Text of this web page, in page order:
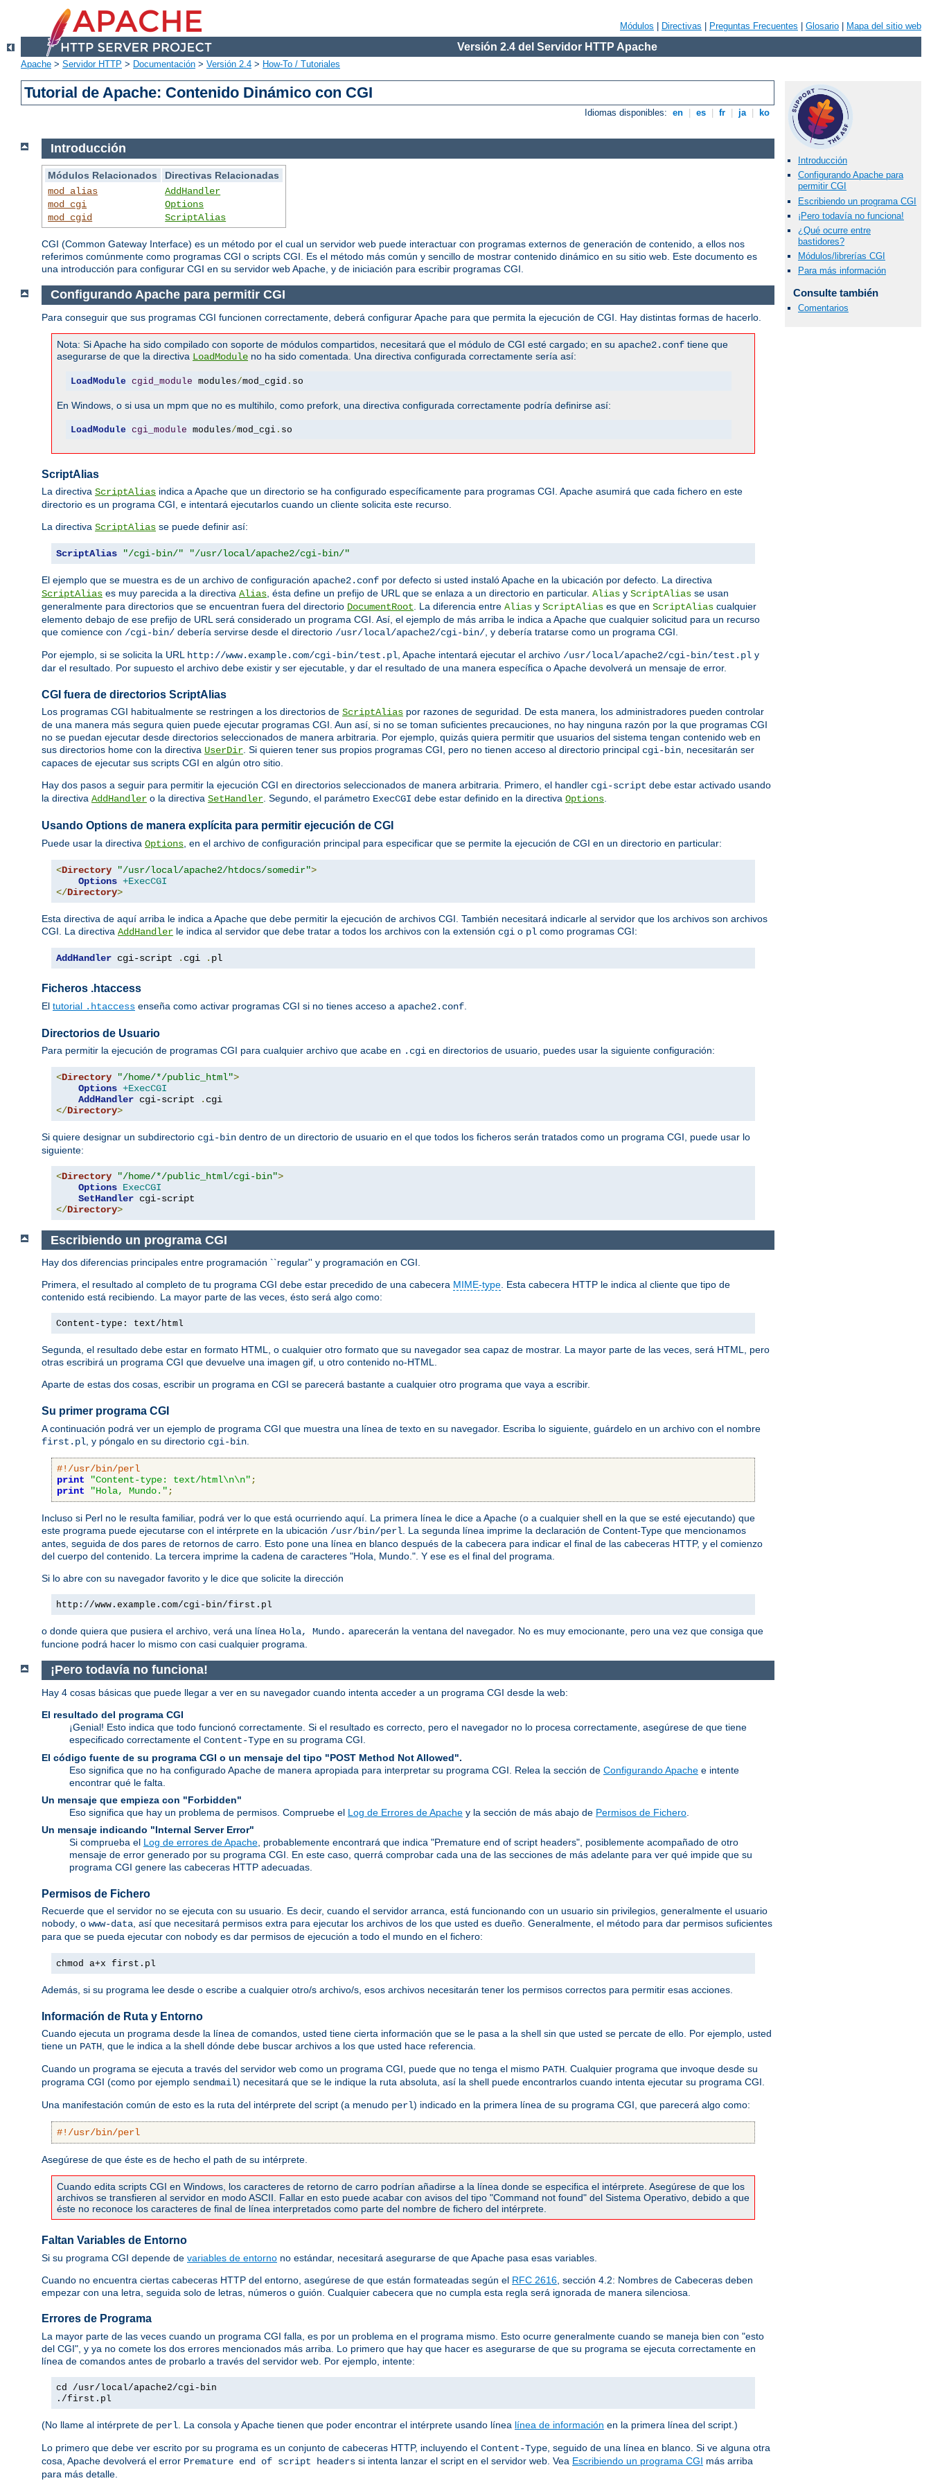
Módulos Directivas Preguntas Frecuentes Glosario Mapa del sitio web
Versión 2.4 del Servidor HTTP Apache
Apache > Servidor HTTP > Documentación > Versión 2.4 > How-To / Tutoriales
Tutorial de Apache: Contenido Dinámico con CGI
Idiomas disponibles: en es fr ja ko
Introducción
Configurando Apache para
permitir CGI
Escribiendo un programa CGI
¡Pero todavía no funciona!
¿Qué ocurre entre
bastidores?
Módulos/librerías CGI
Para más información
Consulte también
Comentarios
Introducción
Módulos Relacionados
Directivas Relacionadas
mod_alias
mod_cgi
mod_cgid
AddHandler
Options
ScriptAlias
CGI (Common Gateway Interface) es un método por el cual un servidor web puede interactuar con programas externos de generación de contenido, a ellos nos
referimos comúnmente como programas CGI o scripts CGI. Es el método más común y sencillo de mostrar contenido dinámico en su sitio web. Este documento es
una introducción para configurar CGI en su servidor web Apache, y de iniciación para escribir programas CGI.
Configurando Apache para permitir CGI
Para conseguir que sus programas CGI funcionen correctamente, deberá configurar Apache para que permita la ejecución de CGI. Hay distintas formas de hacerlo.
Nota: Si Apache ha sido compilado con soporte de módulos compartidos, necesitará que el módulo de CGI esté cargado; en su apache2.conf tiene que
asegurarse de que la directiva LoadModule no ha sido comentada. Una directiva configurada correctamente sería así:
LoadModule cgid_module modules/mod_cgid . so
En Windows, o si usa un mpm que no es multihilo, como prefork, una directiva configurada correctamente podría definirse así:
LoadModule cgi_module modules/mod_cgi. so
ScriptAlias
La directiva ScriptAlias indica a Apache que un directorio se ha configurado específicamente para programas CGI. Apache asumirá que cada fichero en este
directorio es un programa CGI, e intentará ejecutarlos cuando un cliente solicita este recurso.
La directiva ScriptAlias se puede definir así:
ScriptAlias "/cgi-bin/" "/usr/local/apache2/cgi-bin/"
El ejemplo que se muestra es de un archivo de configuración apache2.conf por defecto si usted instaló Apache en la ubicación por defecto. La directiva
ScriptAlias es muy parecida a la directiva Alias, ésta define un prefijo de URL que se enlaza a un directorio en particular. Alias y ScriptAlias se usan
generalmente para directorios que se encuentran fuera del directorio DocumentRoot. La diferencia entre Alias y ScriptAlias es que en ScriptAlias cualquier
elemento debajo de ese prefijo de URL será considerado un programa CGI. Así, el ejemplo de más arriba le indica a Apache que cualquier solicitud para un recurso
que comience con /cgi-bin/ debería servirse desde el directorio /usr/local/apache2/cgi-bin/, y debería tratarse como un programa CGI.
Por ejemplo, si se solicita la URL http://www.example.com/cgi-bin/test.pl, Apache intentará ejecutar el archivo /usr/local/apache2/cgi-bin/test.pl y
dar el resultado. Por supuesto el archivo debe existir y ser ejecutable, y dar el resultado de una manera específica o Apache devolverá un mensaje de error.
CGI fuera de directorios ScriptAlias
Los programas CGI habitualmente se restringen a los directorios de ScriptAlias por razones de seguridad. De esta manera, los administradores pueden controlar
de una manera más segura quien puede ejecutar programas CGI. Aun así, si no se toman suficientes precauciones, no hay ninguna razón por la que programas CGI
no se puedan ejecutar desde directorios seleccionados de manera arbitraria. Por ejemplo, quizás quiera permitir que usuarios del sistema tengan contenido web en
sus directorios home con la directiva UserDir. Si quieren tener sus propios programas CGI, pero no tienen acceso al directorio principal cgi-bin, necesitarán ser
capaces de ejecutar sus scripts CGI en algún otro sitio.
Hay dos pasos a seguir para permitir la ejecución CGI en directorios seleccionados de manera arbitraria. Primero, el handler cgi-script debe estar activado usando
la directiva AddHandler o la directiva SetHandler. Segundo, el parámetro ExecCGI debe estar definido en la directiva Options.
Usando Options de manera explícita para permitir ejecución de CGI
Puede usar la directiva Options , en el archivo de configuración principal para especificar que se permite la ejecución de CGI en un directorio en particular:
<Directory "/usr/local/apache2/htdocs/somedir">
Options +ExecCGI
</Directory>
Esta directiva de aquí arriba le indica a Apache que debe permitir la ejecución de archivos CGI. También necesitará indicarle al servidor que los archivos son archivos
CGI. La directiva AddHandler le indica al servidor que debe tratar a todos los archivos con la extensión cgi o pl como programas CGI:
AddHandler cgi-script . cgi . pl
Ficheros .htaccess
El tutorial .htaccess enseña como activar programas CGI si no tienes acceso a apache2.conf
Directorios de Usuario
Para permitir la ejecución de programas CGI para cualquier archivo que acabe en .cgi en directorios de usuario, puedes usar la siguiente configuración:
<Directory "/home/*/public_html">
Options +ExecCGI
AddHandler cgi-script .
</Directory>
Si quiere designar un subdirectorio cgi-bin dentro de un directorio de usuario en el que todos los ficheros serán tratados como un programa CGI, puede usar lo
siguiente:
<Directory "/home/*/public_html/cgi-bin">
Options ExecCGI
SetHandler
</Directory>
Escribiendo un programa CGI
Hay dos diferencias principales entre programación ``regular'' y programación en CGI.
Primera, el resultado al completo de tu programa CGI debe estar precedido de una cabecera MIME-type. Esta cabecera HTTP le indica al cliente que tipo de
contenido está recibiendo. La mayor parte de las veces, ésto será algo como:
Content-type: text/html
Segunda, el resultado debe estar en formato HTML, o cualquier otro formato que su navegador sea capaz de mostrar. La mayor parte de las veces, será HTML, pero
otras escribirá un programa CGI que devuelve una imagen gif, u otro contenido no-HTML.
Aparte de estas dos cosas, escribir un programa en CGI se parecerá bastante a cualquier otro programa que vaya a escribir.
Su primer programa CGI
A continuación podrá ver un ejemplo de programa CGI que muestra una línea de texto en su navegador. Escriba lo siguiente, guárdelo en un archivo con el nombre
first.pl , y póngalo en su directorio cgi-bin
#!/usr/bin/perl
print
"Content-type: text/html\n\n" ;
print
"Hola, Mundo." ;
Incluso si Perl no le resulta familiar, podrá ver lo que está ocurriendo aquí. La primera línea le dice a Apache (o a cualquier shell en la que se esté ejecutando) que
este programa puede ejecutarse con el intérprete en la ubicación /usr/bin/perl . La segunda línea imprime la declaración de Content-Type que mencionamos
antes, seguida de dos pares de retornos de carro. Esto pone una línea en blanco después de la cabecera para indicar el final de las cabeceras HTTP, y el comienzo
del cuerpo del contenido. La tercera imprime la cadena de caracteres "Hola, Mundo.". Y ese es el final del programa.
Si lo abre con su navegador favorito y le dice que solicite la dirección
http://www.example.com/cgi-bin/first.pl
o donde quiera que pusiera el archivo, verá una línea Hola, Mundo. aparecerán la ventana del navegador. No es muy emocionante, pero una vez que consiga que
funcione podrá hacer lo mismo con casi cualquier programa.
¡Pero todavía no funciona!
Hay 4 cosas básicas que puede llegar a ver en su navegador cuando intenta acceder a un programa CGI desde la web:
El resultado del programa CGI
¡Genial! Esto indica que todo funcionó correctamente. Si el resultado es correcto, pero el navegador no lo procesa correctamente, asegúrese de que tiene
especificado correctamente el Content-Type en su programa CGI.
El código fuente de su programa CGI o un mensaje del tipo "POST Method Not Allowed".
Eso significa que no ha configurado Apache de manera apropiada para interpretar su programa CGI. Relea la sección de Configurando Apache e intente
encontrar qué le falta.
Un mensaje que empieza con "Forbidden"
Eso significa que hay un problema de permisos. Compruebe el Log de Errores de Apache y la sección de más abajo de Permisos de Fichero
Un mensaje indicando "Internal Server Error"
Si comprueba el Log de errores de Apache , probablemente encontrará que indica "Premature end of script headers", posiblemente acompañado de otro
mensaje de error generado por su programa CGI. En este caso, querrá comprobar cada una de las secciones de más adelante para ver qué impide que su
programa CGI genere las cabeceras HTTP adecuadas.
Permisos de Fichero
Recuerde que el servidor no se ejecuta con su usuario. Es decir, cuando el servidor arranca, está funcionando con un usuario sin privilegios, generalmente el usuario
nobody , o www-data , así que necesitará permisos extra para ejecutar los archivos de los que usted es dueño. Generalmente, el método para dar permisos suficientes
para que se pueda ejecutar con nobody es dar permisos de ejecución a todo el mundo en el fichero:
chmod a+x first.pl
Además, si su programa lee desde o escribe a cualquier otro/s archivo/s, esos archivos necesitarán tener los permisos correctos para permitir esas acciones.
Información de Ruta y Entorno
Cuando ejecuta un programa desde la línea de comandos, usted tiene cierta información que se le pasa a la shell sin que usted se percate de ello. Por ejemplo, usted
tiene un PATH, que le indica a la shell dónde debe buscar archivos a los que usted hace referencia.
Cuando un programa se ejecuta a través del servidor web como un programa CGI, puede que no tenga el mismo PATH. Cualquier programa que invoque desde su
programa CGI (como por ejemplo sendmail) necesitará que se le indique la ruta absoluta, así la shell puede encontrarlos cuando intenta ejecutar su programa CGI.
Una manifestación común de esto es la ruta del intérprete del script (a menudo perl) indicado en la primera línea de su programa CGI, que parecerá algo como:
#!/usr/bin/perl
Asegúrese de que éste es de hecho el path de su intérprete.
Cuando edita scripts CGI en Windows, los caracteres de retorno de carro podrían añadirse a la línea donde se especifica el intérprete. Asegúrese de que los
archivos se transfieren al servidor en modo ASCII. Fallar en esto puede acabar con avisos del tipo "Command not found" del Sistema Operativo, debido a que
éste no reconoce los caracteres de final de línea interpretados como parte del nombre de fichero del intérprete.
Faltan Variables de Entorno
Si su programa CGI depende de variables de entorno no estándar, necesitará asegurarse de que Apache pasa esas variables.
Cuando no encuentra ciertas cabeceras HTTP del entorno, asegúrese de que están formateadas según el RFC 2616 , sección 4.2: Nombres de Cabeceras deben
empezar con una letra, seguida solo de letras, números o guión. Cualquier cabecera que no cumpla esta regla será ignorada de manera silenciosa.
Errores de Programa
La mayor parte de las veces cuando un programa CGI falla, es por un problema en el programa mismo. Esto ocurre generalmente cuando se maneja bien con "esto
del CGI", y ya no comete los dos errores mencionados más arriba. Lo primero que hay que hacer es asegurarse de que su programa se ejecuta correctamente en
línea de comandos antes de probarlo a través del servidor web. Por ejemplo, intente:
cd /usr/local/apache2/cgi-bin
./first.pl
(No llame al intérprete de perl . La consola y Apache tienen que poder encontrar el intérprete usando línea línea de información en la primera línea del script.)
Lo primero que debe ver escrito por su programa es un conjunto de cabeceras HTTP, incluyendo el Content-Type , seguido de una línea en blanco. Si ve alguna otra
cosa, Apache devolverá el error Premature end of script headers si intenta lanzar el script en el servidor web. Vea Escribiendo un programa CGI más arriba
para más detalle.